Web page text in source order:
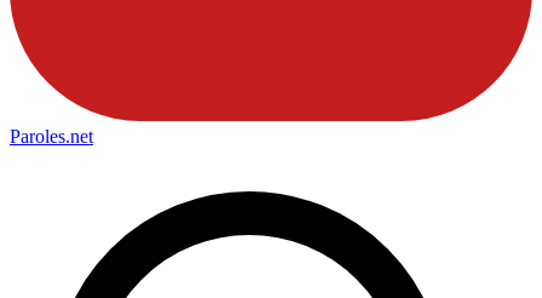
Paroles.net